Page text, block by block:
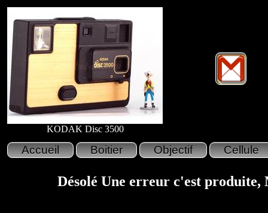
KODAK Disc 3500
Désolé Une erreur c'est